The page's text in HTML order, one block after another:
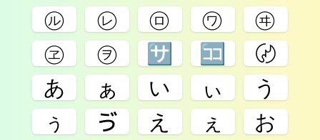
㋸
㋹ ㋺ ㋻
㋼
㋽
㋾ 🈂 🈁
〄
あ
ぁ い ぃ
う
ぅ
ゔ え ぇ
お